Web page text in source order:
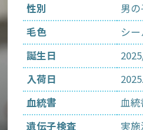
性別
男の
毛色
シ
誕生日
入荷日
血統書
血統
遺伝子検査
実